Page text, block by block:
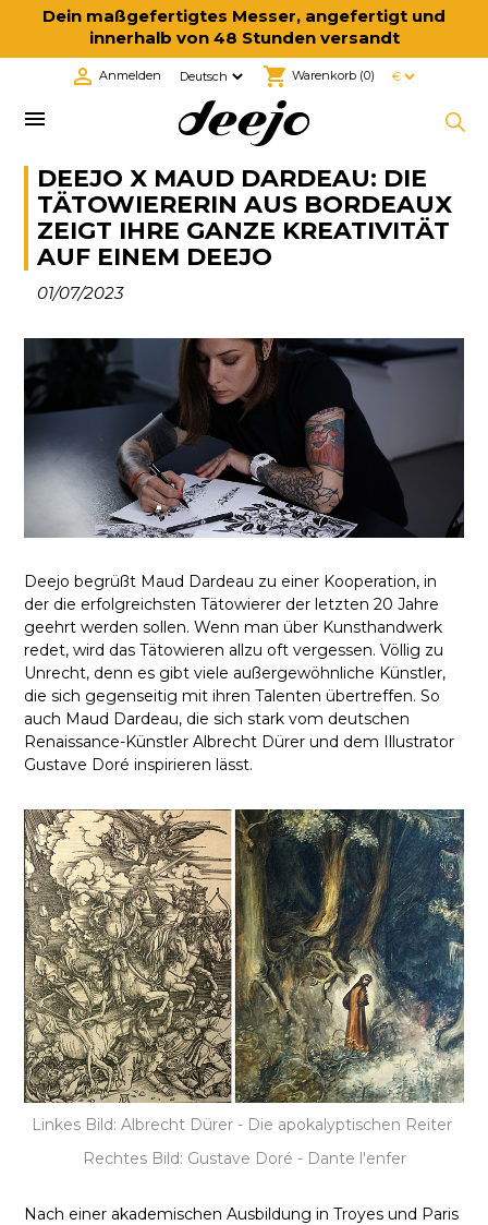
Dein maßgefertigtes Messer, angefertigt und
innerhalb von 48 Stunden versandt
shopping_cart Warenkorb (0)
 Anmelden

DEEJO X MAUD DARDEAU: DIE
TÄTOWIERERIN AUS BORDEAUX
ZEIGT IHRE GANZE KREATIVITÄT
AUF EINEM DEEJO
01/07/2023
Deejo begrüßt Maud Dardeau zu einer Kooperation, in
der die erfolgreichsten Tätowierer der letzten 20 Jahre
geehrt werden sollen. Wenn man über Kunsthandwerk
redet, wird das Tätowieren allzu oft vergessen. Völlig zu
Unrecht, denn es gibt viele außergewöhnliche Künstler,
die sich gegenseitig mit ihren Talenten übertreffen. So
auch Maud Dardeau, die sich stark vom deutschen
Renaissance-Künstler Albrecht Dürer und dem Illustrator
Gustave Doré inspirieren lässt.
Linkes Bild: Albrecht Dürer - Die apokalyptischen Reiter
Rechtes Bild: Gustave Doré - Dante l'enfer
Nach einer akademischen Ausbildung in Troyes und Paris